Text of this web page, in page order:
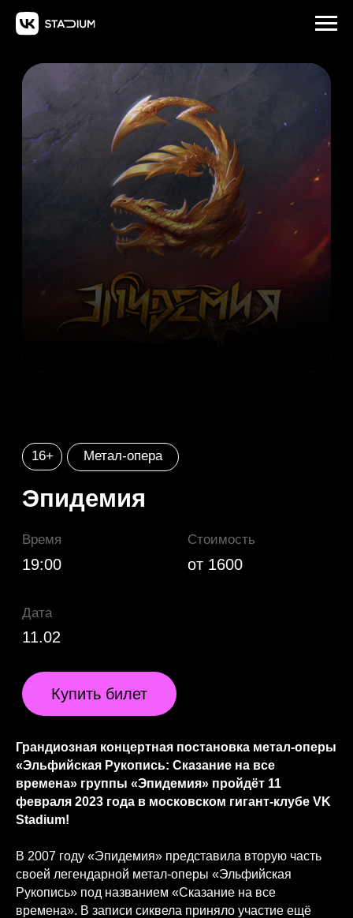
11.02
Купить билет
Метал-опера
Грандиозная концертная постановка метал-оперы
«Эльфийская Рукопись: Сказание на все
времена» группы «Эпидемия» пройдёт 11
февраля 2023 года в московском гигант-клубе VK
Stadium!
В 2007 году «Эпидемия» представила вторую часть
своей легендарной метал-оперы «Эльфийская
Рукопись» под названием «Сказание на все
времена». В записи сиквела приняло участие ещё